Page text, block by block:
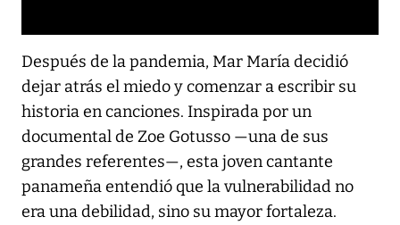
Después de la pandemia, Mar María decidió
dejar atrás el miedo y comenzar a escribir su
historia en canciones. Inspirada por un
documental de Zoe Gotusso —una de sus
grandes referentes—, esta joven cantante
panameña entendió que la vulnerabilidad no
era una debilidad, sino su mayor fortaleza.